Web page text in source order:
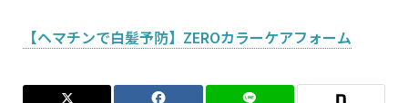
【ヘマチンで白髪予防】ZEROカラーケアフォーム